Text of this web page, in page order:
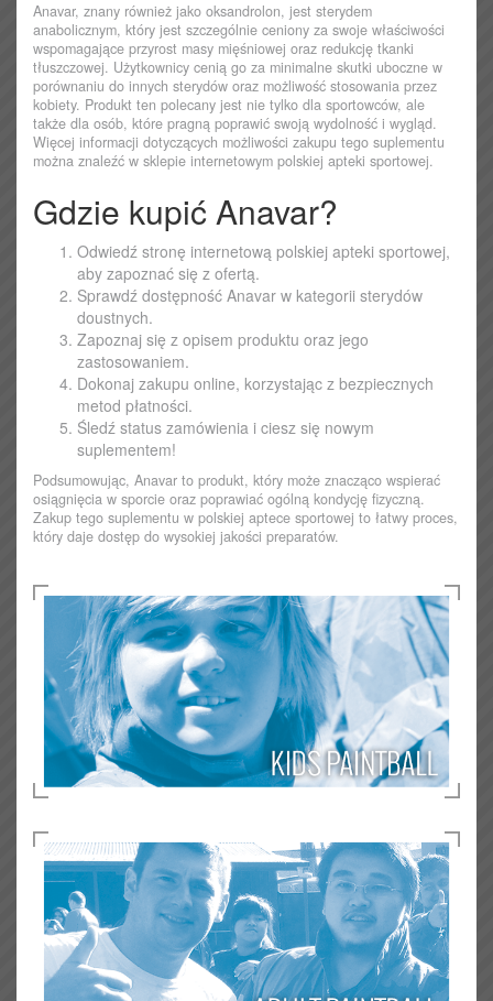
Anavar, znany również jako oksandrolon, jest sterydem
anabolicznym, który jest szczególnie ceniony za swoje właściwości
wspomagające przyrost masy mięśniowej oraz redukcję tkanki
tłuszczowej. Użytkownicy cenią go za minimalne skutki uboczne w
porównaniu do innych sterydów oraz możliwość stosowania przez
kobiety. Produkt ten polecany jest nie tylko dla sportowców, ale
także dla osób, które pragną poprawić swoją wydolność i wygląd.
Więcej informacji dotyczących możliwości zakupu tego suplementu
można znaleźć w sklepie internetowym polskiej apteki sportowej.
Gdzie kupić Anavar?
Odwiedź stronę internetową polskiej apteki sportowej,
aby zapoznać się z ofertą.
Sprawdź dostępność Anavar w kategorii sterydów
doustnych.
Zapoznaj się z opisem produktu oraz jego
zastosowaniem.
Dokonaj zakupu online, korzystając z bezpiecznych
metod płatności.
Śledź status zamówienia i ciesz się nowym
suplementem!
Podsumowując, Anavar to produkt, który może znacząco wspierać
osiągnięcia w sporcie oraz poprawiać ogólną kondycję fizyczną.
Zakup tego suplementu w polskiej aptece sportowej to łatwy proces,
który daje dostęp do wysokiej jakości preparatów.